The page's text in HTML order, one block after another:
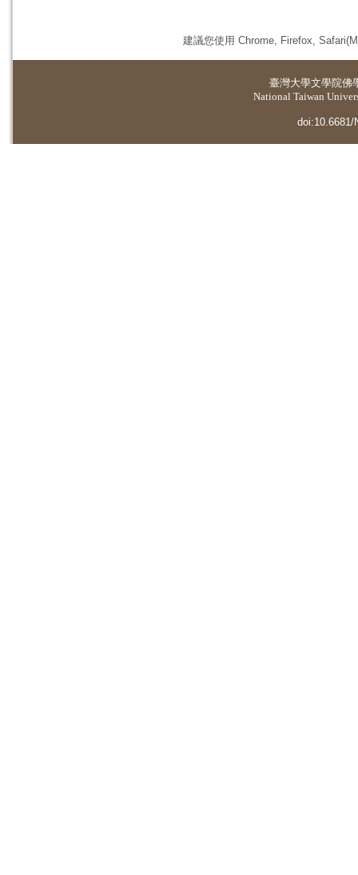
建議您使用 Chrome, Firefox,
臺灣大學文學院佛
National Taiwan
doi:10.6681/